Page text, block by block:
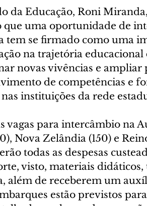
da Educação, Roni
que uma oportunidade de
tem se firmado como uma
na trajetória educacional
novas vivências e ampliar
de competências e
instituições da rede
vagas para intercâmbio na
Nova Zelândia (150) e
todas as despesas
visto, materiais
além de receberem um
estão previstos